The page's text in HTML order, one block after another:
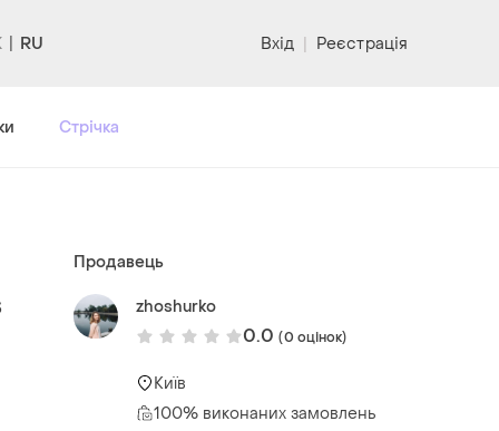
RU Вхід | Реєстрація
Стрічка
Продавець
zhoshurko
0.0 (0 оцінок)
Київ
100% виконаних замовлень